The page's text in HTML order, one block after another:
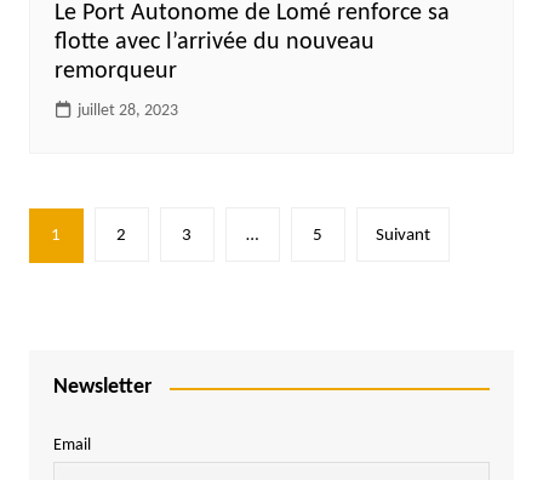
Le Port Autonome de Lomé renforce sa
flotte avec l’arrivée du nouveau
remorqueur
juillet 28, 2023
Pagination
des
1 2 3 … 5 Suivant
Newsletter
Email